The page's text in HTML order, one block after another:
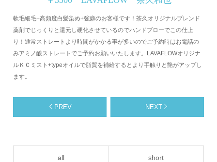
軟毛細毛+高頻度白髪染め+強癖のお客様です！茶久オリジナルブレンド
薬剤でじっくりと還元し硬化させているのでハンドブローでこの仕上
り！通常ストレートより時間がかかる事が多いのでご予約時はお電話の
みアミノ酸ストレートでご予約お願いいたします。LAVAFLOWオリジナ
ルＫＣミスト+typeオイルで脂質を補給するとより手触りと艶がアップし
ます。
PREV NEXT
all short